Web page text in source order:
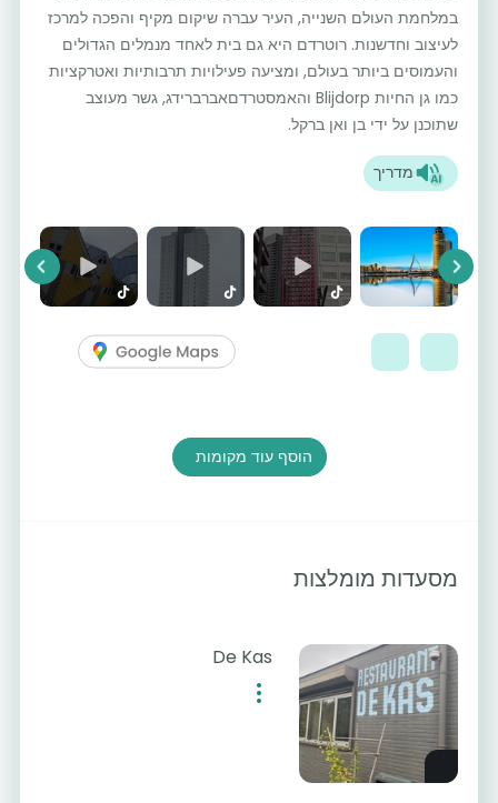
במלחמת העולם השנייה, העיר עברה שיקום מקיף והפכה למרכז
לעיצוב וחדשנות. רוטרדם היא גם בית לאחד מנמלים הגדולים
והעמוסים ביותר בעולם, ומציעה פעילויות תרבותיות ואטרקציות
כמו גן החיות Blijdorp והאמסטרדםאברברידג, גשר מעוצב
שתוכנן על ידי בן ואן ברקל.
מדריך
Next
הוסף עוד מקומות
מסעדות מומלצות
De Kas